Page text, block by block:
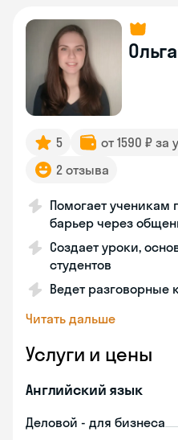
Ольга
5 от 1590 ₽ за
2 отзыва
Помогает ученикам
барьер через
Создает уроки,
студентов
Ведет разговорные
Читать дальше
Услуги и цены
Английский язык
Деловой - для бизнеса